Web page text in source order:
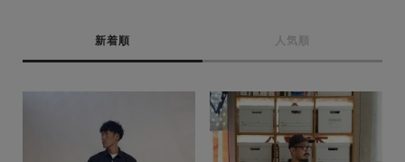
新着順 人気順